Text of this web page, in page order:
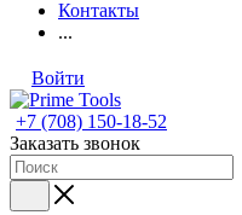
Контакты
...
Войти
+7 (708) 150-18-52
Заказать звонок